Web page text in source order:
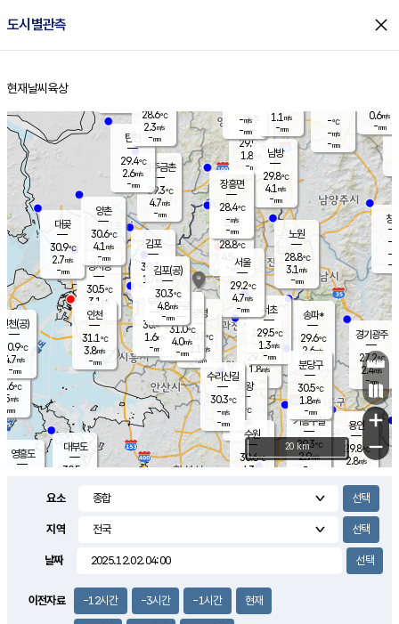
도시별관측 close
홈
현재날씨 육상
의도
℃
m/s
mm
영흥도
양주
29.9℃
1.8
-mm
과천
29.7℃
1.8m/s
- mm
용인
29.8℃
2.8m/s
경기광주
27.2℃
2.4m/s
-mm
4.0m/s
대부도
30.5
경서동
30.5℃
3.1 m/s
-mm
파주금촌
29.3℃
4.7m/s
-mm
-℃
-m/s
-mm
대곶
30.9℃
2.7m/s
-mm
창
-
-m/
-
탄현
29.4℃
2.6m/s
-mm
0.6m/s
-mm
의왕
- ℃
m/s
mm
김포
30.3℃
1.7 m/s
mm
광명
30.7 ℃
2.1 m/s
-mm
부천
30.4℃
1.6m/s
-mm
양촌
30.6℃
4.1 m/s
-mm
구로
31.0℃
4.0m/s
-mm
은평
28.8℃
4.5 m/s
- mm
노원
28.8℃
3.1 m/s
-mm
송파*
29.6℃
2.6m/s
-mm
서초
29.5℃
1.3m/s
-mm
남방
29.8℃
4.1 m/s
-mm
기흥구갈
29.3℃
2.9m/s
-
수리산길
30.3℃
-m/s
-mm
분당구
30.5℃
1.8m/s
-mm
장흥면
28.4℃
-m/s
-mm
-m/s
-mm
인천(공)
30.9℃
4.7m/s
-mm
김포(공)
30.3℃
4.8m/s
-mm
수원
30.6℃
4.3 m/s
인천
31.1℃
3.8m/s
-mm
서울
29.2℃
4.7m/s
-mm
28.6℃
2.3m/s
-mm
1.1 m/s
-mm
+
−
20 km
요소
지역
날짜
이전자료 -12시간 -3시간 -1시간 현재